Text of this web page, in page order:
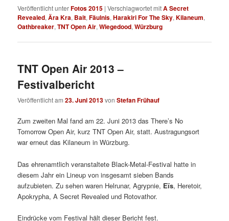
Veröffentlicht unterFotos 2015 |Verschlagwortet mitA Secret
Revealed,Ära Kra, Bait,Fäulnis,Harakiri For The Sky,Kilaneum,
Oathbreaker,TNT Open Air,Wiegedood,Würzburg
TNT Open Air 2013 –
Festivalbericht
Veröffentlicht am23. Juni 2013vonStefan Frühauf
Zum zweiten Mal fand am 22. Juni 2013 das There’s No
Tomorrow Open Air, kurz TNT Open Air, statt. Austragungsort
war erneut das Kilaneum in Würzburg.
Das ehrenamtlich veranstaltete Black-Metal-Festival hatte in
diesem Jahr ein Lineup von insgesamt sieben Bands
aufzubieten. Zu sehen waren Helrunar, Agrypnie, Eïs, Heretoir,
Apokrypha, A Secret Revealed und Rotovathor.
Eindrücke vom Festival hält dieser Bericht fest.